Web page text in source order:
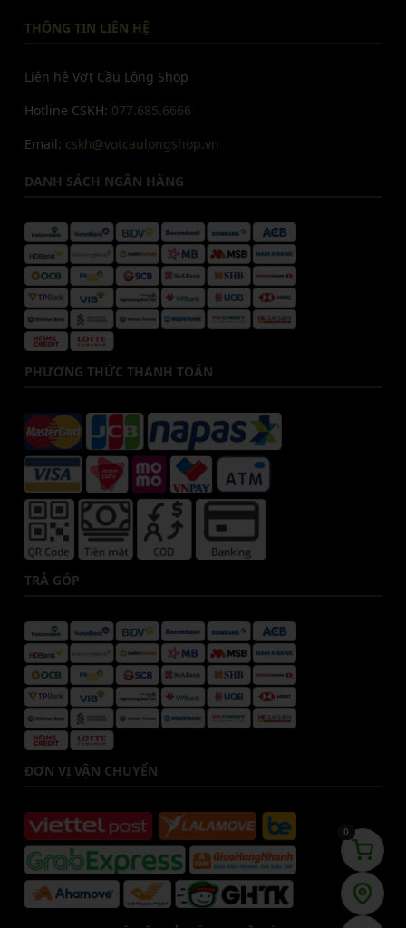
THÔNG TIN LIÊN HỆ
Liên hệ Vợt Cầu Lông Shop
Hotline CSKH: 077.685.6666
Email: cskh@votcaulongshop.vn
DANH SÁCH NGÂN HÀNG
PHƯƠNG THỨC THANH TOÁN
TRẢ GÓP
ĐƠN VỊ VẬN CHUYỂN
0